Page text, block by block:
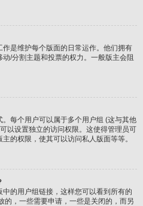
是维护每个版面的日常运作。他们拥有
/分割主题和投票的权力。一般版主会阻
每个用户可以属于多个用户组 (这与其他
以设置独立的访问权限。这使得管理员可
的权限，使其可以访问私人版面等等。
的用户组链接，这样您可以看到所有的
的，一些需要申请，一些是关闭的，而另